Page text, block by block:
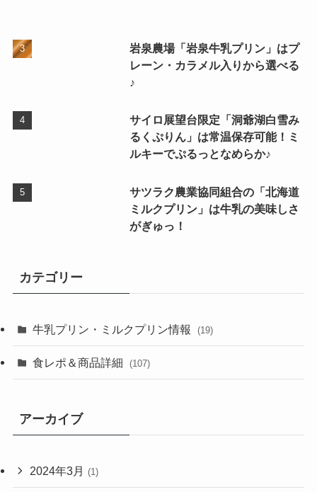
岩泉農場「岩泉牛乳プリン」はプ
レーン・カラメル入りから選べる
♪
サイロ展望台限定「洞爺湖白雪み
るくぷりん」は常温保存可能！ミ
ルキーでぷるっとなめらか♪
サツラク農業協同組合の「北海道
ミルクプリン」は牛乳の美味しさ
がぎゅっ！
カテゴリー
牛乳プリン・ミルクプリン情報 (19)
食レポ＆商品詳細 (107)
アーカイブ
2024年3月 (1)